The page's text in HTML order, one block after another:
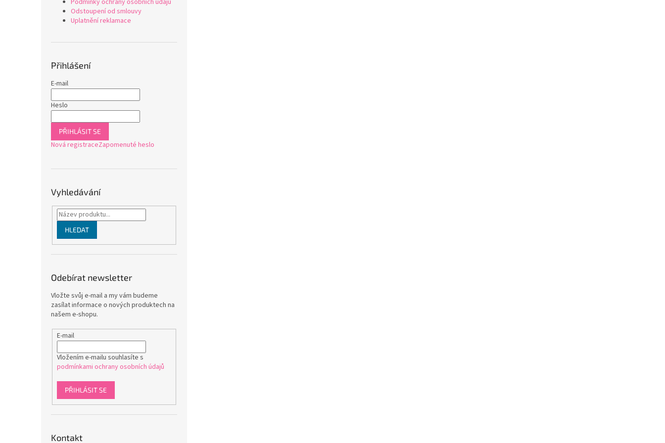
Podmínky ochrany osobních údajů
Odstoupení od smlouvy
Uplatnění reklamace
Přihlášení
E-mail
Heslo
PŘIHLÁSIT SE
Nová registraceZapomenuté heslo
Vyhledávání
HLEDAT
Odebírat newsletter
Vložte svůj e-mail a my vám budeme
zasílat informace o nových produktech na
našem e-shopu.
E-mail
Vložením e-mailu souhlasíte s
podmínkami ochrany osobních údajů
PŘIHLÁSIT SE
Kontakt